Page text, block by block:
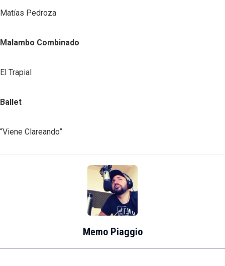
Matías Pedroza
Malambo Combinado
El Trapial
Ballet
“Viene Clareando”
Memo Piaggio